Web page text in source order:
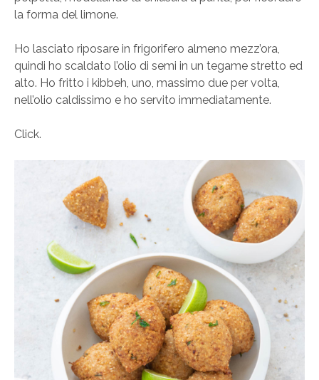
la forma del limone.
Ho lasciato riposare in frigorifero almeno mezz’ora,
quindi ho scaldato l’olio di semi in un tegame stretto ed
alto. Ho fritto i kibbeh, uno, massimo due per volta,
nell’olio caldissimo e ho servito immediatamente.
Click.